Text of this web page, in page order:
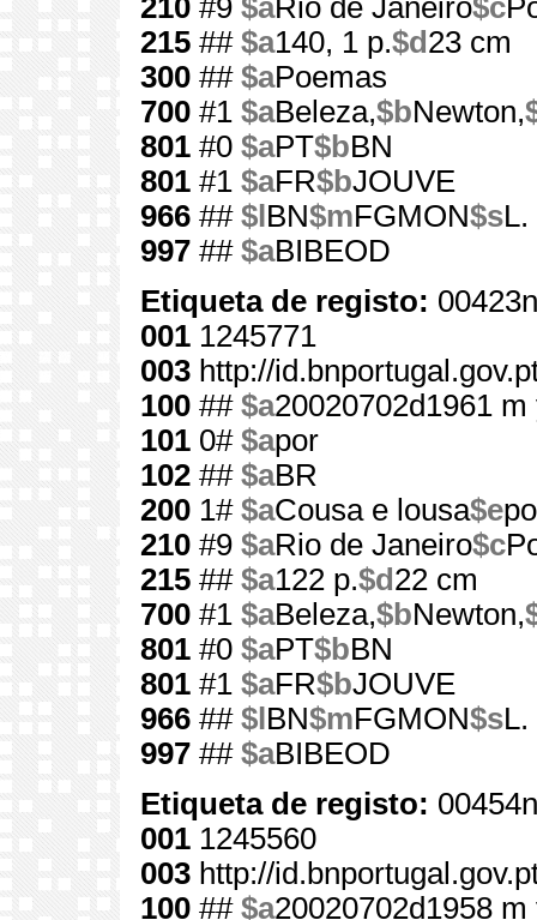
210 #9 $aRio de Janeiro$c
215 ## $a140, 1 p.$d 23 cm
300 ## $aPoemas
700 #1 $aBeleza,$bNewton,
801 #0 $aPT$bBN
801 #1 $aFR$bJOUVE
966 ## $l BN$mFGMON$sL.
997 ## $aBIBEOD
Etiqueta de registo:
001 1245771
003 http://
100 ## $a20020702d1961
101 0# $apor
102 ## $aBR
200 1# $aCousa e lousa$e
210 #9 $aRio de Janeiro$c
215 ## $a122 p.$d 22 cm
700 #1 $aBeleza,$bNewton,
801 #0 $aPT$bBN
801 #1 $aFR$bJOUVE
966 ## $l BN$mFGMON$sL.
997 ## $aBIBEOD
Etiqueta de registo:
001 1245560
003 http://
100 ## $a20020702d1958